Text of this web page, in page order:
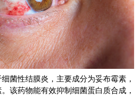
菌性结膜炎，主要成分为妥布霉素，
该药物能有效抑制细菌蛋白质合成，